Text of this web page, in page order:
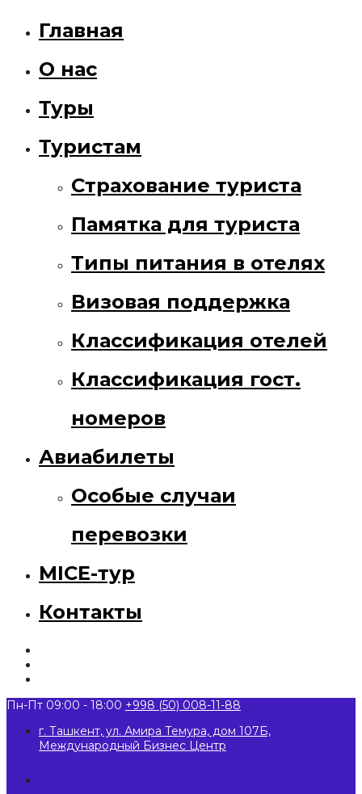
Главная
О нас
Туры
Туристам
Страхование туриста
Памятка для туриста
Типы питания в отелях
Визовая поддержка
Классификация отелей
Классификация гост.
номеров
Авиабилеты
Особые случаи
перевозки
MICE-тур
Контакты
Пн-Пт 09:00 - 18:00 +998 (50) 008-11-88
г. Ташкент, ул. Амира Темура, дом 107Б,
Международный Бизнес Центр